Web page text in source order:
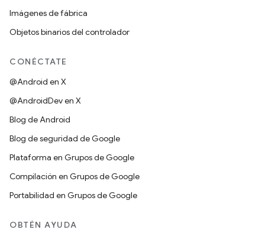
Imágenes de fábrica
Objetos binarios del controlador
CONÉCTATE
@Android en X
@AndroidDev en X
Blog de Android
Blog de seguridad de Google
Plataforma en Grupos de Google
Compilación en Grupos de Google
Portabilidad en Grupos de Google
OBTÉN AYUDA